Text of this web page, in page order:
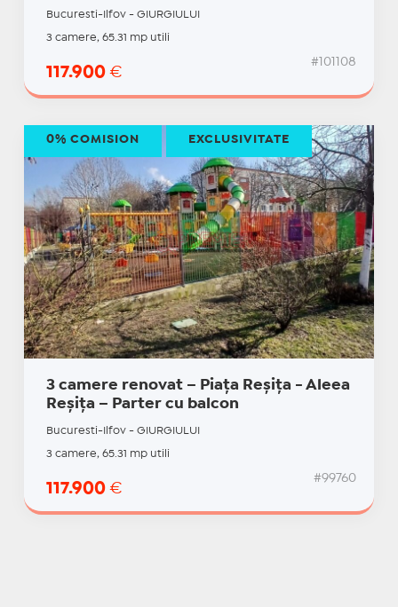
Bucuresti-Ilfov - GIURGIULUI
3 camere, 65.31 mp utili
117.900 €
#101108
3 camere renovat – Piața Reșița - Aleea
Reșița – Parter cu balcon
Bucuresti-Ilfov - GIURGIULUI
3 camere, 65.31 mp utili
117.900 €
#99760
0% COMISION EXCLUSIVITATE